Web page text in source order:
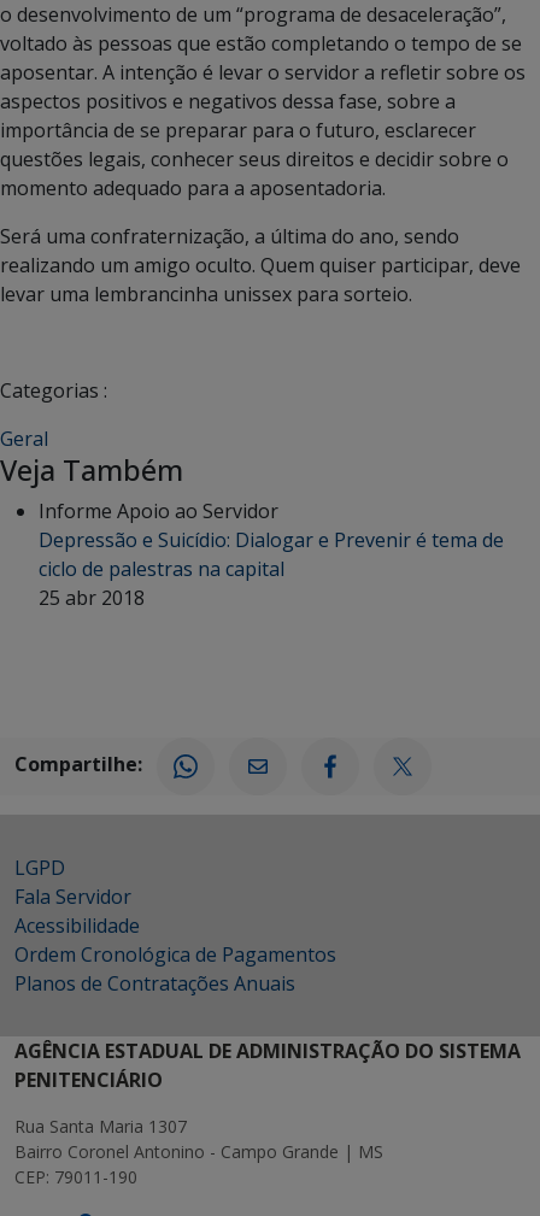
o desenvolvimento de um “programa de desaceleração”,
voltado às pessoas que estão completando o tempo de se
aposentar. A intenção é levar o servidor a refletir sobre os
aspectos positivos e negativos dessa fase, sobre a
importância de se preparar para o futuro, esclarecer
questões legais, conhecer seus direitos e decidir sobre o
momento adequado para a aposentadoria.
Será uma confraternização, a última do ano, sendo
realizando um amigo oculto. Quem quiser participar, deve
levar uma lembrancinha unissex para sorteio.
Categorias :
Geral
Veja Também
Informe Apoio ao Servidor
Depressão e Suicídio: Dialogar e Prevenir é tema de
ciclo de palestras na capital
25 abr 2018
Compartilhe:
LGPD
Fala Servidor
Acessibilidade
Ordem Cronológica de Pagamentos
Planos de Contratações Anuais
AGÊNCIA ESTADUAL DE ADMINISTRAÇÃO DO SISTEMA
PENITENCIÁRIO
Rua Santa Maria 1307
Bairro Coronel Antonino - Campo Grande | MS
CEP: 79011-190